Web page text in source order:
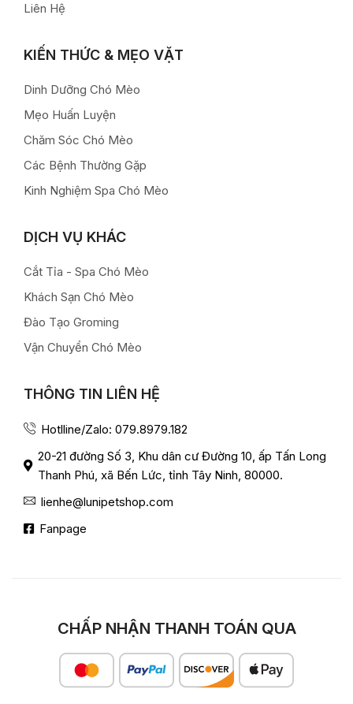
Liên Hệ
KIẾN THỨC & MẸO VẶT
Dinh Dưỡng Chó Mèo
Mẹo Huấn Luyện
Chăm Sóc Chó Mèo
Các Bệnh Thường Gặp
Kinh Nghiệm Spa Chó Mèo
DỊCH VỤ KHÁC
Cắt Tỉa - Spa Chó Mèo
Khách Sạn Chó Mèo
Đào Tạo Groming
Vận Chuyển Chó Mèo
THÔNG TIN LIÊN HỆ
Hotlline/Zalo: 079.8979.182
20-21 đường Số 3, Khu dân cư Đường 10, ấp Tấn Long
Thanh Phú, xã Bến Lức, tỉnh Tây Ninh, 80000.
lienhe@lunipetshop.com
Fanpage
CHẤP NHẬN THANH TOÁN QUA